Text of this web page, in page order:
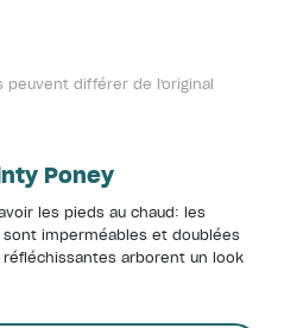
peuvent différer de l'original
Poney
les pieds au chaud: les
imperméables et doublées
arborent un look